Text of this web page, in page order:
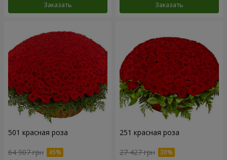
Заказать Заказать
501 красная роза
64 907 грн
251 красная роза
27 427 грн